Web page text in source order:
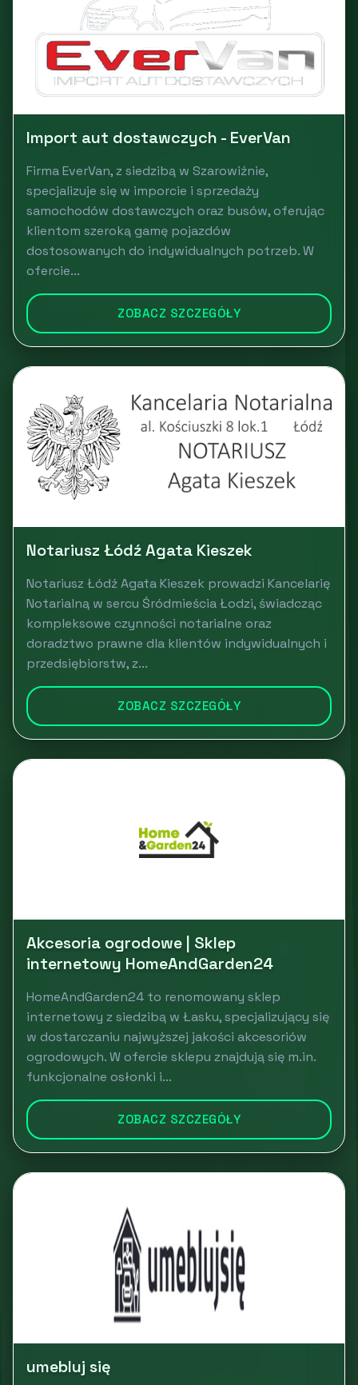
Import aut dostawczych - EverVan
Firma EverVan, z siedzibą w Szarowiźnie,
specjalizuje się w imporcie i sprzedaży
samochodów dostawczych oraz busów, oferując
klientom szeroką gamę pojazdów
dostosowanych do indywidualnych potrzeb. W
ofercie...
ZOBACZ SZCZEGÓŁY
Notariusz Łódź Agata Kieszek
Notariusz Łódź Agata Kieszek prowadzi Kancelarię
Notarialną w sercu Śródmieścia Łodzi, świadcząc
kompleksowe czynności notarialne oraz
doradztwo prawne dla klientów indywidualnych i
przedsiębiorstw, z...
ZOBACZ SZCZEGÓŁY
Akcesoria ogrodowe | Sklep
internetowy HomeAndGarden24
HomeAndGarden24 to renomowany sklep
internetowy z siedzibą w Łasku, specjalizujący się
w dostarczaniu najwyższej jakości akcesoriów
ogrodowych. W ofercie sklepu znajdują się m.in.
funkcjonalne osłonki i...
ZOBACZ SZCZEGÓŁY
umebluj się